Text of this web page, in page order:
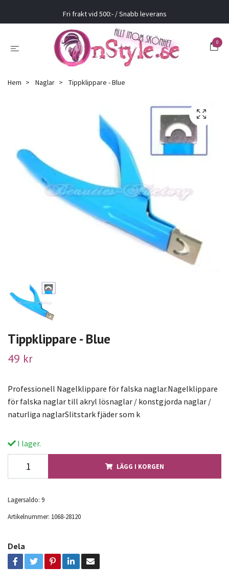
Fri frakt vid 500:- / Snabb leverans
0
Hem Naglar Tippklippare - Blue
Tippklippare - Blue
49 kr
Professionell Nagelklippare för falska naglar.Nagelklippare
för falska naglar till akryl lösnaglar / konstgjorda naglar /
naturliga naglarSlitstark fjäder som k
I lager.
LÄGG I KORGEN
Lagersaldo: 9
Artikelnummer: 1068-28120
Dela